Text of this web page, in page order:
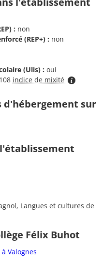
: non
(REP+) : non
(Ulis) : oui
108 indice de mixité
sur
Langues et cultures de
Félix Buhot
Valognes